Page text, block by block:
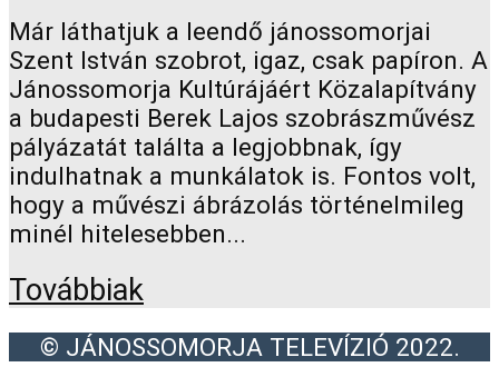
Már láthatjuk a leendő jánossomorjai
Szent István szobrot, igaz, csak papíron. A
Jánossomorja Kultúrájáért Közalapítvány
a budapesti Berek Lajos szobrászművész
pályázatát találta a legjobbnak, így
indulhatnak a munkálatok is. Fontos volt,
hogy a művészi ábrázolás történelmileg
minél hitelesebben...
Továbbiak
© JÁNOSSOMORJA TELEVÍZIÓ 2022.